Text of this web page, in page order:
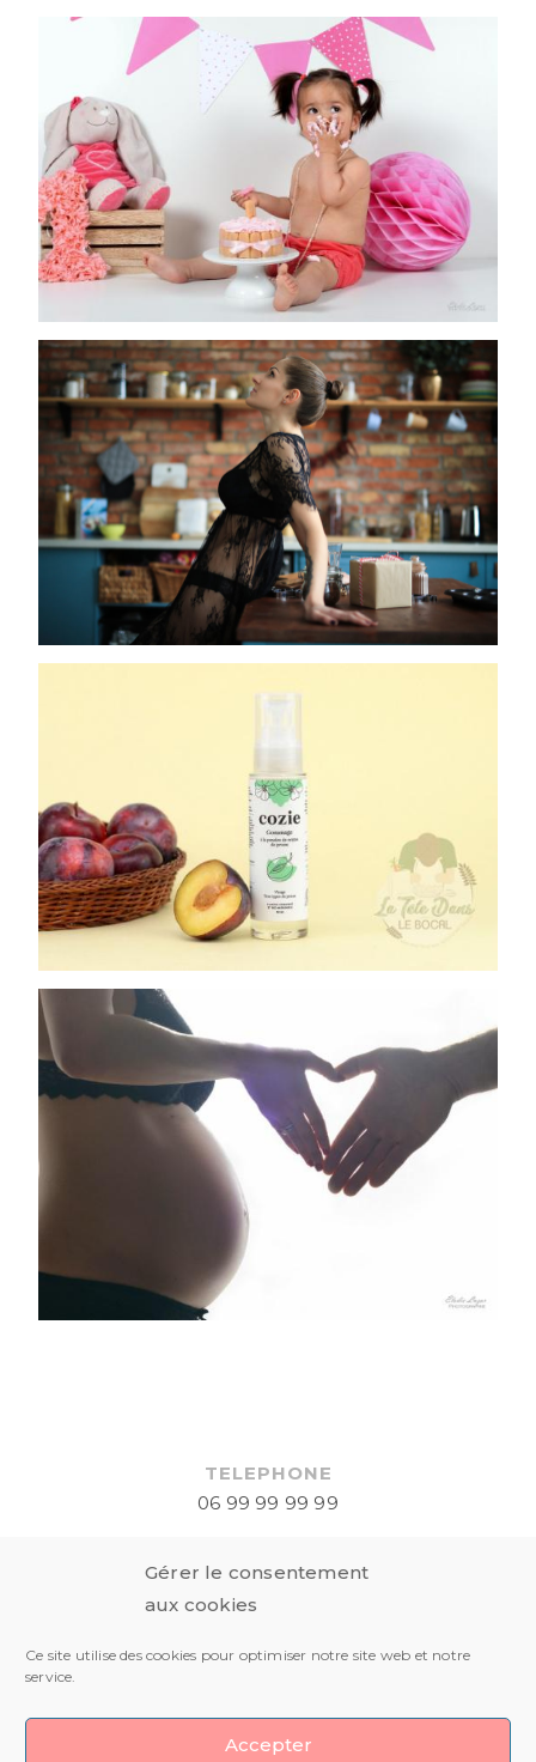
Gérer le consentement
aux cookies
Ce site utilise des cookies pour optimiser notre site web et notre
service.
Accepter
TELEPHONE
06 99 99 99 99
elodielazarphotographie@gmail.com
RESEAUX SOCIAUX